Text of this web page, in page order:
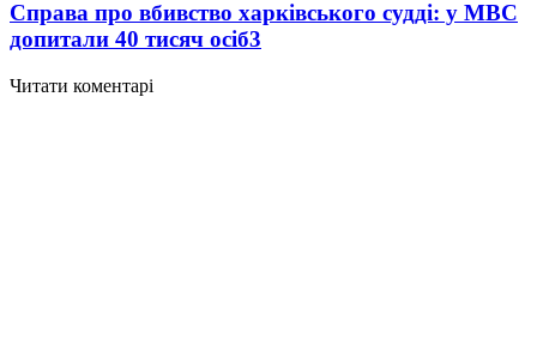
Справа про вбивство харківського судді: у МВС
допитали 40 тисяч осіб3
Читати коментарі